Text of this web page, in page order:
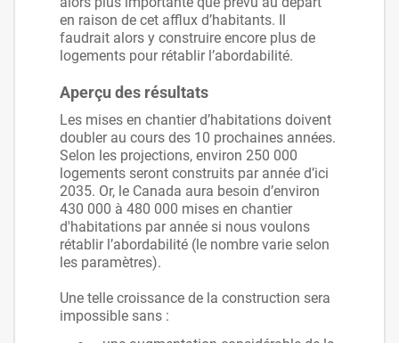
en raison de cet afflux d’habitants. Il
faudrait alors y construire encore plus de
logements pour rétablir l’abordabilité.
Aperçu des résultats
Les mises en chantier d’habitations doivent
doubler au cours des 10 prochaines années.
Selon les projections, environ 250 000
logements seront construits par année d’ici
2035. Or, le Canada aura besoin d’environ
430 000 à 480 000 mises en chantier
d'habitations par année si nous voulons
rétablir l’abordabilité (le nombre varie selon
les paramètres).
Une telle croissance de la construction sera
impossible sans :